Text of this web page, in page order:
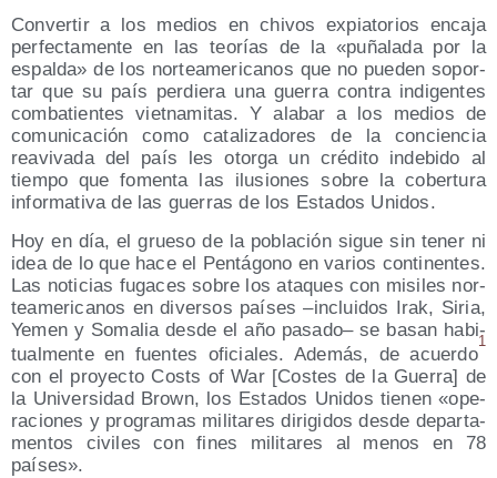
Con­ver­tir a los medios en chi­vos expia­to­rios enca­ja
per­fec­ta­men­te en las teo­rías de la «puña­la­da por la
espal­da» de los nor­te­ame­ri­ca­nos que no pue­den sopor­
tar que su país per­die­ra una gue­rra con­tra indi­gen­tes
com­ba­tien­tes viet­na­mi­tas. Y ala­bar a los medios de
comu­ni­ca­ción como cata­li­za­do­res de la con­cien­cia
reavi­va­da del país les otor­ga un cré­di­to inde­bi­do al
tiem­po que fomen­ta las ilu­sio­nes sobre la cober­tu­ra
infor­ma­ti­va de las gue­rras de los Esta­dos Unidos.
Hoy en día, el grue­so de la pobla­ción sigue sin tener ni
idea de lo que hace el Pen­tá­gono en varios con­ti­nen­tes.
Las noti­cias fuga­ces sobre los ata­ques con misi­les nor­
te­ame­ri­ca­nos en diver­sos paí­ses –inclui­dos Irak, Siria,
Yemen y Soma­lia des­de el año pasa­do– se basan habi­
tual­men­te en fuen­tes ofi­cia­les. Ade­más, de acuer­do
1
con el pro­yec­to Costs of War [Cos­tes de la Gue­rra] de
la Uni­ver­si­dad Brown, los Esta­dos Uni­dos tie­nen «ope­
ra­cio­nes y pro­gra­mas mili­ta­res diri­gi­dos des­de depar­ta­
men­tos civi­les con fines mili­ta­res al menos en 78
países».